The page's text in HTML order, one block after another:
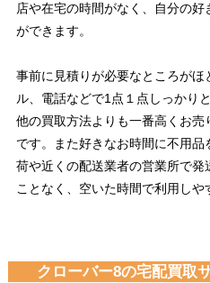
店や在宅の時間がなく、自分の好
ができます。
事前に見積りが必要なところが
ル、電話などで1点１点しっかり
他の買取方法よりも一番高くお
です。また好きなお時間に不用
荷や近くの配送業者の営業所で
ことなく、空いた時間で利用しや
クローバー8の宅配買取